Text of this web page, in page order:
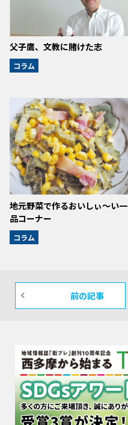
父子鷹、文教に賭けた志
コラム
地元野菜で作るおいしぃ～い一
品コーナー
コラム
前の記事